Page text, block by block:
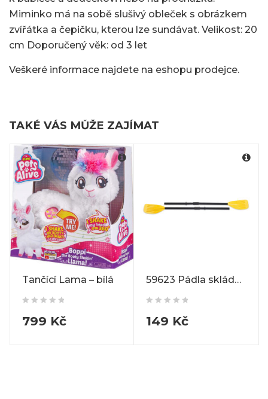
Miminko má na sobě slušivý obleček s obrázkem
zvířátka a čepičku, kterou lze sundávat. Velikost: 20
cm Doporučený věk: od 3 let
Veškeré informace najdete na eshopu prodejce.
TAKÉ VÁS MŮŽE ZAJÍMAT
Tančící Lama – bílá
799 Kč
59623 Pádla skládací
149 Kč